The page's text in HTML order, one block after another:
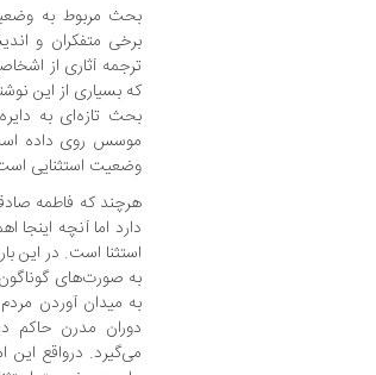
بحث مربوط به
برخی متفکران و
ترجمه آثاری از
که بسیاری از این
بحث تازه‌ای به
موسس روی داده
وضعیت استثنایی
هرچند که فاطمه
دارد اما آنچه
استثنا است. در این
به صورت‌های
به میدان آوردن
دوران مدرن حاکم
می‌گیرد. درواقع